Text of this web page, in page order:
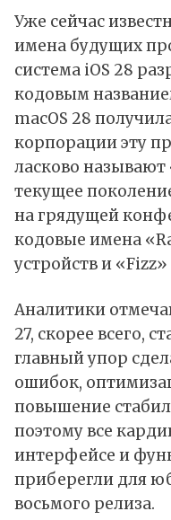
Уже сейчас
имена будущих
система iOS 28
кодовым
macOS 28
корпорации эту
ласково называют
текущее
на грядущей
кодовые имена
устройств и
Аналитики
27, скорее всего,
главный упор
ошибок,
повышение
поэтому все
интерфейсе и
приберегли для
восьмого релиза.